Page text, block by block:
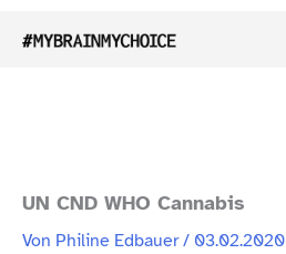
Inhalt
UN CND WHO Cannabis
Von Philine Edbauer/ 03.02.2020